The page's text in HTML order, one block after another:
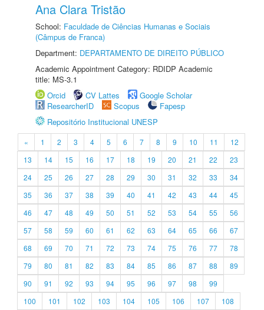
Ana Clara Tristão
School: Faculdade de Ciências Humanas e Sociais
(Câmpus de Franca)
Department: DEPARTAMENTO DE DIREITO PÚBLICO
Academic Appointment Category: RDIDP Academic
title: MS-3.1
Orcid
CV Lattes
Google Scholar
ResearcherID
Scopus
Fapesp
Repositório Institucional UNESP
« 1 2 3 4 5 6 7 8 9 10 11
12
13
14 15 16 17 18 19 20 21 22
23
24
25 26 27 28 29 30 31 32 33
34
35
36 37 38 39 40 41 42 43 44
45
46
47 48 49 50 51 52 53 54 55
56
57
58 59 60 61 62 63 64 65 66
67
68
69 70 71 72 73 74 75 76 77
78
79
80 81 82 83 84 85 86 87 88
89
90
91 92 93 94 95 96 97 98
99
100
101 102 103 104 105 106 107
108